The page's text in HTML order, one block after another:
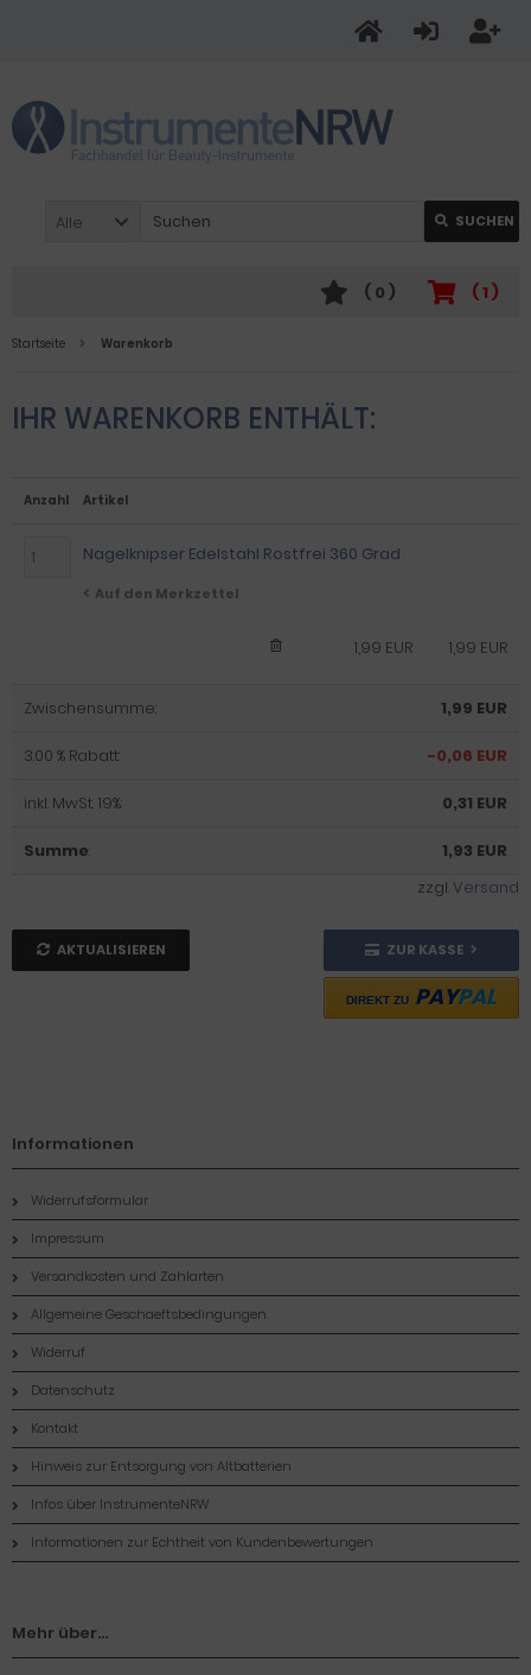
Alle SUCHEN
( 1 )
( 0 )
Startseite Warenkorb
IHR WARENKORB ENTHÄLT:
Anzahl Artikel
Nagelknipser Edelstahl Rostfrei 360 Grad
Auf den Merkzettel
1,99 EUR
1,99 EUR
Zwischensumme: 1,99 EUR
3.00 % Rabatt: -0,06 EUR
inkl. MwSt. 19%: 0,31 EUR
Summe:
1,93 EUR
zzgl.Versand
AKTUALISIEREN ZUR KASSE
DIREKT ZU PAYPAL
Informationen
Widerrufsformular
Impressum
Versandkosten und Zahlarten
Allgemeine Geschaeftsbedingungen
Widerruf
Datenschutz
Kontakt
Hinweis zur Entsorgung von Altbatterien
Infos über InstrumenteNRW
Informationen zur Echtheit von Kundenbewertungen
Mehr über...